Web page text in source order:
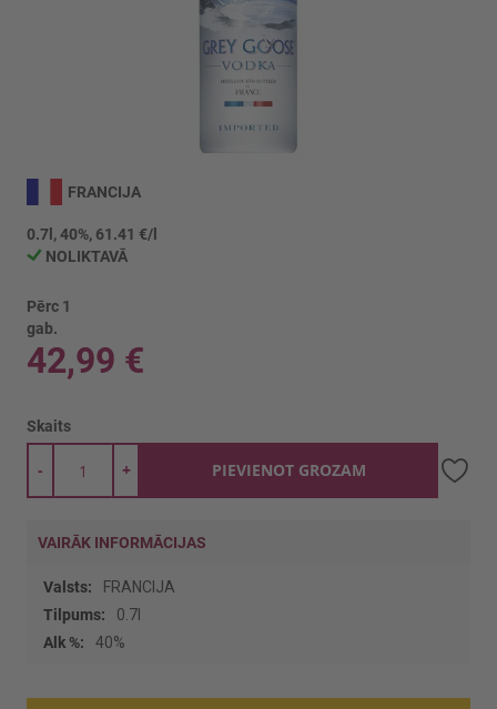
galerijas
sākumu
FRANCIJA
0.7l, 40%, 61.41 €/l
NOLIKTAVĀ
Pērc 1
gab.
42,99 €
Skaits
+
- PIEVIENOT GROZAM
VAIRĀK INFORMĀCIJAS
Vairāk
informācijas
FRANCIJA
0.7l
40%